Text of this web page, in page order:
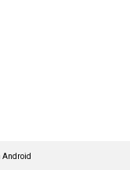
Android